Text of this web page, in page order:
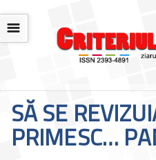
☰
SĂ SE
PRIMESC…